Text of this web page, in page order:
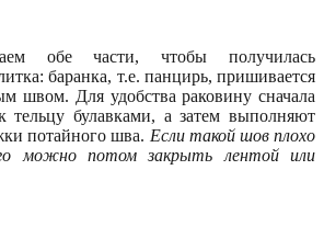
обе части, чтобы получилась
баранка, т.е. панцирь, пришивается
швом. Для удобства раковину сначала
тельцу булавками, а затем выполняют
потайного шва. Если такой шов плохо
можно потом закрыть лентой или